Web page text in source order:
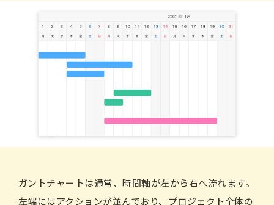
ガントチャートは通常、時間軸が左から右へ流れます。
左端にはアクションが並んでおり、プロジェクト全体の